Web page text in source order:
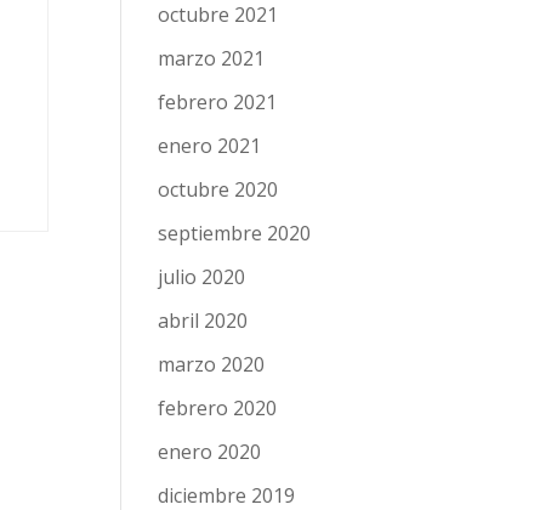
octubre 2021
marzo 2021
febrero 2021
enero 2021
octubre 2020
septiembre 2020
julio 2020
abril 2020
marzo 2020
febrero 2020
enero 2020
diciembre 2019